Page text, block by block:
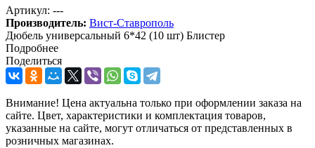
Артикул: ---
Производитель: Вист-Ставрополь
Дюбель универсальный 6*42 (10 шт) Блистер
Подробнее
Поделиться
Внимание! Цена актуальна только при оформлении заказа на
сайте. Цвет, характеристики и комплектация товаров,
указанные на сайте, могут отличаться от представленных в
розничных магазинах.